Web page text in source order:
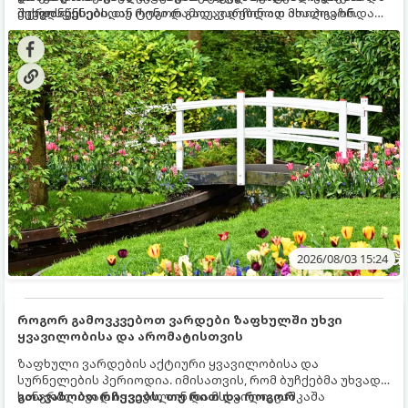
ქვედა ფენებიდან ტენი დამოუკიდებლად მოიპოვონ.
შეხვდნენ.
ოქროს წესებს, თუ როგორ გადავარჩინოთ ახალგაზრდა
ხეები ზაფხულის სიცხეში:
2026/08/03 15:24
როგორ გამოვკვებოთ ვარდები ზაფხულში უხვი
ყვავილობისა და არომატისთვის
ზაფხული ვარდების აქტიური ყვავილობისა და
სურნელების პერიოდია. იმისათვის, რომ ბუჩქებმა უხვად,
ხანგრძლივად იყვავილონ და მსხვილი, კაშკაშა
გთავაზობთ რჩევებს, თუ რით და როგორ